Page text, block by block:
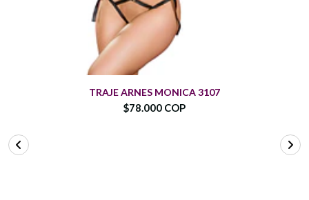
TRAJE ARNES MONICA 3107
$78.000 COP